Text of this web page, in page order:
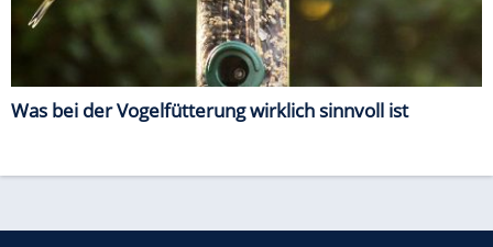
Was bei der Vogelfütterung wirklich sinnvoll ist